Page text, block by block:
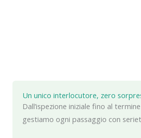
Un unico interlocutore, zero
Dall’ispezione iniziale fino al
gestiamo ogni passaggio con